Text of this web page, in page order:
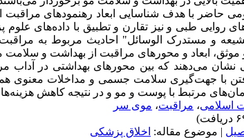
حاضر با هدف شناسایی ابعاد رهنمودهای
روایی طبی و نیز تقارن و تطبیق با داده‌های
الشیعه و مستدرک الوسائل" احادیث مربوط به
ابعاد و محورهای مراقبت از بهداشت و سلامت مو
نشان می‌دهند که بین محورهای بهداشتی در آداب
با جهت‌گیری سلامت جسمی و مداخلات معنوی
مرتبط با پوست و مو و در نتیجه کاهش
اسلامی، مراقبت، موی سر
| موضوع مقاله: اخلاق پزشکی